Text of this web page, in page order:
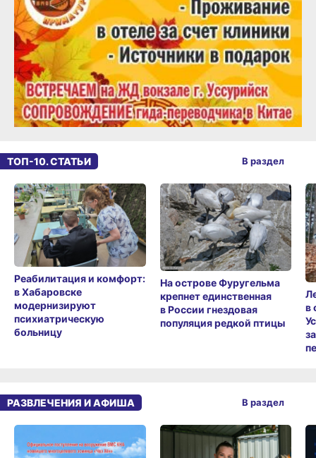
ТОП-10. СТАТЬИ
Реабилитация и комфорт:
в Хабаровске
модернизируют
психиатрическую
больницу
На острове Фуругельма
крепнет единственная
в России гнездовая
популяция редкой птицы
в
В раздел
РАЗВЛЕЧЕНИЯ И АФИША В раздел